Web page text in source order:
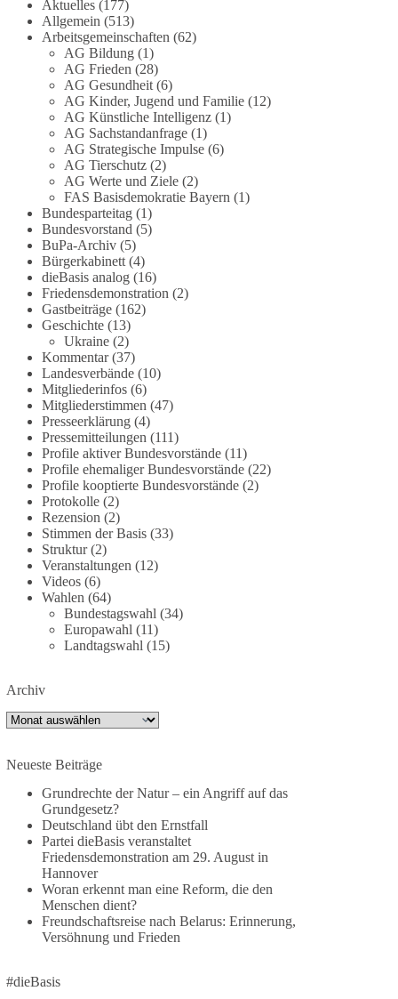
aufgearbeitet.
Auch in Deutschland warten viele Menschen bis
heute auf Antworten:
❓ Wie wurden politische Entscheidungen
getroffen?
❓ Welche Maßnahmen waren notwendig und
welche nicht?
❓Und wer übernimmt die Verantwortung für die
massiven Folgen für Kinder, Familien,
Unternehmen und das Vertrauen in unseren
Rechtsstaat?
🟩🟩🟦🟦🟥🟥🟧🟧
Eine demokratische Gesellschaft lebt nicht davon,
unbequeme Fragen zu vermeiden. Sie lebt davon,
Fragen offen zu stellen und transparent zu
beantworten.
dieBasis fordert deshalb weiterhin eine
unabhängige, vollständige und transparente
Aufarbeitung der Corona-Politik. Ohne
Denkverbote, ohne Vorverurteilungen und ohne
Tabus.
Quellen:https://apnews.com/article/fauci-diaries-
covid-origins-rand-paul-
6b25da9f75a0becbaf2886ab22643e67
https://www.tichyseinblick.de/kolumnen/aus-aller-
welt/usa-tagebuch-fauci-corona-impfung/
#dieBasis #Corona #Aufarbeitung
#Vertrauen
239 36
DieBasis
🕊 Wir wollen den Krieg mit Russland nicht!
Am 20. Juni 2026 fand in Berlin am
Brandenburger Tor die Demonstration mit dem
Motto „Russland ist nicht unser Feind“ statt.
Hier ein Auszug aus der Rede von der
Bundestagsabgeordneten Sevim Dağdelen
Aktuelles(177)
Allgemein (513)
Arbeitsgemeinschaften (62)
AG Bildung(1)
AG Frieden (28)
AG Gesundheit(6)
AG Kinder, Jugend und Familie(12)
AG Künstliche Intelligenz(1)
AG Sachstandanfrage(1)
AG Strategische Impulse(6)
AG Tierschutz(2)
AG Werte und Ziele(2)
FAS Basisdemokratie Bayern (1)
Bundesparteitag(1)
Bundesvorstand (5)
BuPa-Archiv(5)
Bürgerkabinett(4)
dieBasis analog(16)
Friedensdemonstration (2)
Gastbeiträge(162)
Geschichte(13)
Ukraine(2)
Kommentar(37)
Landesverbände(10)
Mitgliederinfos(6)
Mitgliederstimmen (47)
Presseerklärung(4)
Pressemitteilungen (111)
Profile aktiver Bundesvorstände(11)
Profile ehemaliger Bundesvorstände(22)
Profile kooptierte Bundesvorstände(2)
Protokolle(2)
Rezension (2)
Stimmen der Basis(33)
Struktur(2)
Veranstaltungen (12)
Videos(6)
Wahlen (64)
Bundestagswahl (34)
Europawahl (11)
Landtagswahl (15)
Archiv
Archiv
Neueste Beiträge
Grundrechte der Natur – ein Angriff auf das
Grundgesetz?
Deutschland übt den Ernstfall
Partei dieBasis veranstaltet
Friedensdemonstration am 29. August in
Hannover
Woran erkennt man eine Reform, die den
Menschen dient?
Freundschaftsreise nach Belarus: Erinnerung,
Versöhnung und Frieden
#dieBasis